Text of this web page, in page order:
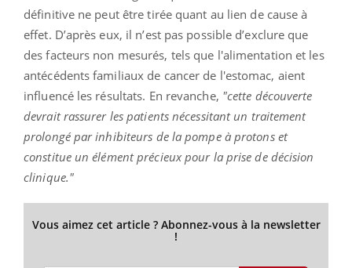
définitive ne peut être tirée quant au lien de cause à
effet. D’après eux, il n’est pas possible d’exclure que
des facteurs non mesurés, tels que l'alimentation et les
antécédents familiaux de cancer de l'estomac, aient
influencé les résultats. En revanche, "cette découverte
devrait rassurer les patients nécessitant un traitement
prolongé par inhibiteurs de la pompe à protons et
constitue un élément précieux pour la prise de décision
clinique."
Vous aimez cet article ? Abonnez-vous à la newsletter
!